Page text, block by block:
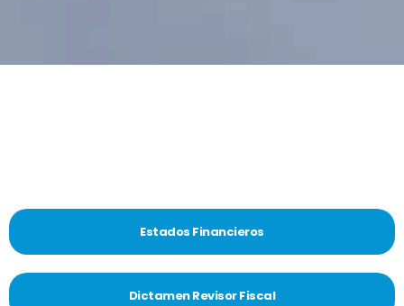
Estados Financieros
Dictamen Revisor Fiscal